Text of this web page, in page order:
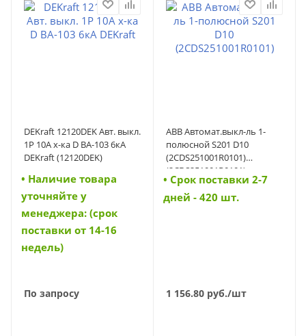
DEKraft 12120DEK Авт. выкл.
1Р 10А х-ка D ВА-103 6кА
DEKraft (12120DEK)
• Наличие товара
уточняйте у
менеджера: (срок
поставки от 14-16
недель)
По запросу
ABB Автомат.выкл-ль 1-
полюсной S201 D10
(2CDS251001R0101)
(2CDS251001R0101)
• Cрок поставки 2-7
дней - 420 шт.
1 156.80 руб./шт